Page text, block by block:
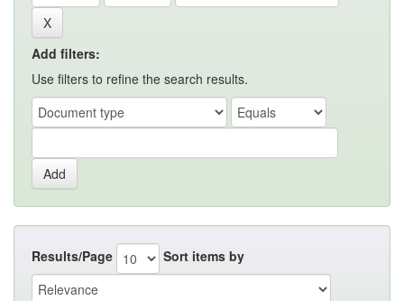
Add filters:
Use filters to refine the search results.
Results/Page Sort items by